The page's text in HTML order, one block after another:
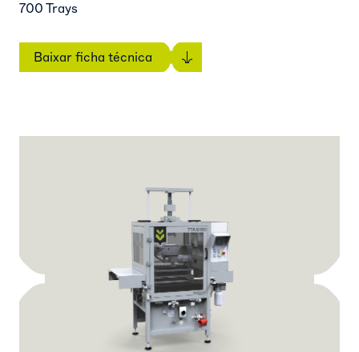
700 Trays
Baixar ficha técnica